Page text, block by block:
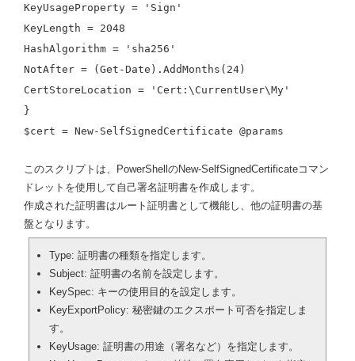
KeyUsageProperty = 'Sign'
KeyLength = 2048
HashAlgorithm = 'sha256'
NotAfter = (Get-Date).AddMonths(24)
CertStoreLocation = 'Cert:\CurrentUser\My'
}
$cert = New-SelfSignedCertificate @params
このスクリプトは、PowerShellのNew-SelfSignedCertificateコマン
ドレットを使用して自己署名証明書を作成します。
作成された証明書はルート証明書として機能し、他の証明書の基
盤となります。
Type: 証明書の種類を指定します。
Subject: 証明書の名前を設定します。
KeySpec: キーの使用目的を設定します。
KeyExportPolicy: 秘密鍵のエクスポート可否を指定しま
す。
KeyUsage: 証明書の用途（署名など）を指定します。